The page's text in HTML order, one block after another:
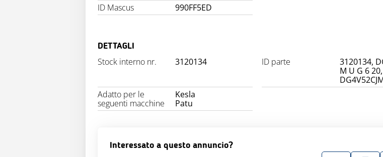
ID Mascus
990FF5ED
DETTAGLI
Stock interno nr. 3120134 ID parte
3120134,
M U G 6 20,
Adatto per le
seguenti macchine
Kesla
Patu
Interessato a questo annuncio?